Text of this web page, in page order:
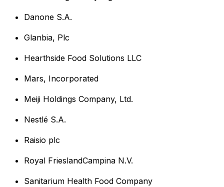
Danone S.A.
Glanbia, Plc
Hearthside Food Solutions LLC
Mars, Incorporated
Meiji Holdings Company, Ltd.
Nestlé S.A.
Raisio plc
Royal FrieslandCampina N.V.
Sanitarium Health Food Company